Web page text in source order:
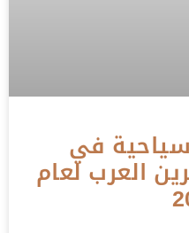
في
العرب لعام